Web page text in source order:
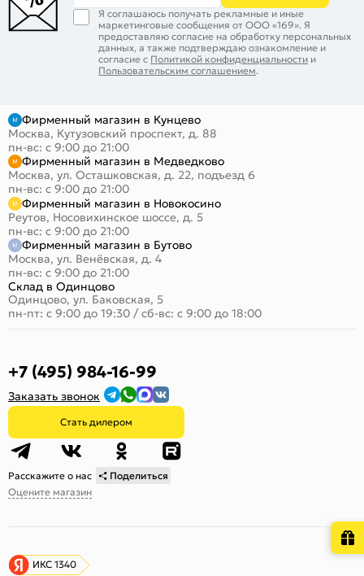
Я соглашаюсь получать рекламные и иные
маркетинговые сообщения от ООО «169». Я
предоставляю согласие на обработку персональных
данных, а также подтверждаю ознакомление и
согласие с Политикой конфиденциальности и
Пользовательским соглашением.
Фирменный магазин в Кунцево
Москва, Кутузовский проспект, д. 88
пн-вс: с 9:00 до 21:00
Фирменный магазин в Медведково
Москва, ул. Осташковская, д. 22, подъезд 6
пн-вс: с 9:00 до 21:00
Фирменный магазин в Новокосино
Реутов, Носовихинское шоссе, д. 5
пн-вс: с 9:00 до 21:00
Фирменный магазин в Бутово
Москва, ул. Венёвская, д. 4
пн-вс: с 9:00 до 21:00
Склад в Одинцово
Одинцово, ул. Баковская, 5
пн-пт: с 9:00 до 19:30 / сб-вс: с 9:00 до 18:00
+7 (495) 984-16-99
Заказать звонок
Стать дилером
Расскажите о нас
Поделиться
Оцените магазин
ИКС 1340